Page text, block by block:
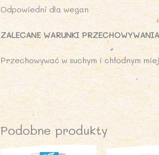
Odpowiedni dla wegan
ZALECANE WARUNKI PRZECHOWYWANIA
Przechowywać w suchym i chłodnym
Podobne produkty